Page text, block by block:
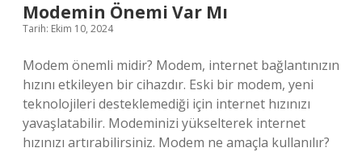
Modemin Önemi Var Mı
Tarih: Ekim 10, 2024
Modem önemli midir? Modem, internet bağlantınızın
hızını etkileyen bir cihazdır. Eski bir modem, yeni
teknolojileri desteklemediği için internet hızınızı
yavaşlatabilir. Modeminizi yükselterek internet
hızınızı artırabilirsiniz. Modem ne amaçla kullanılır?